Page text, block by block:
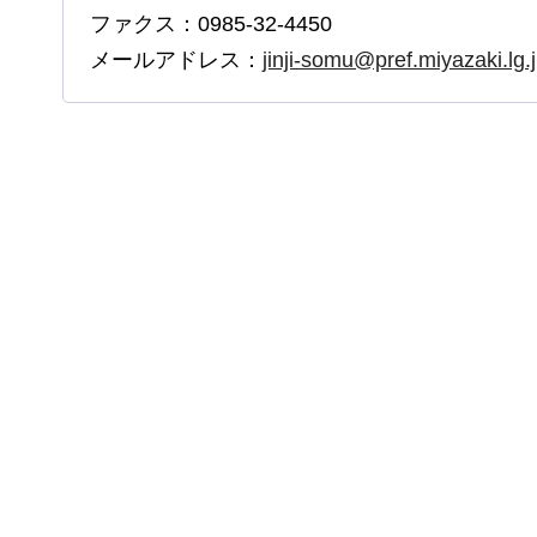
ファクス：0985-32-4450
メールアドレス： jinji-